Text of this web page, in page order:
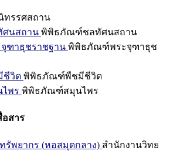
ทรรศสถาน
นสถาน พิพิธภัณฑ์ชลทัศนสถาน
ฑาธุชราชฐาน พิพิธภัณฑ์พระจุฑาธุช
วิต พิพิธภัณฑ์พืชมีชีวิต
พร พิพิธภัณฑ์สมุนไพร
อสาร
รัพยากร (หอสมุดกลาง) สำนักงานวิทย